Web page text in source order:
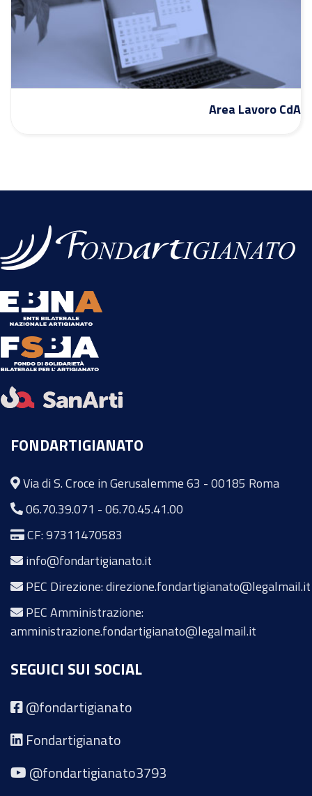
Area Lavoro CdA
FONDARTIGIANATO
Via di S. Croce in Gerusalemme 63 - 00185 Roma
06.70.39.071 -06.70.45.41.00
CF: 97311470583
info@fondartigianato.it
PEC Direzione: direzione.fondartigianato@legalmail.it
PEC Amministrazione:
amministrazione.fondartigianato@legalmail.it
SEGUICI SUI SOCIAL
@fondartigianato
Fondartigianato
@fondartigianato3793